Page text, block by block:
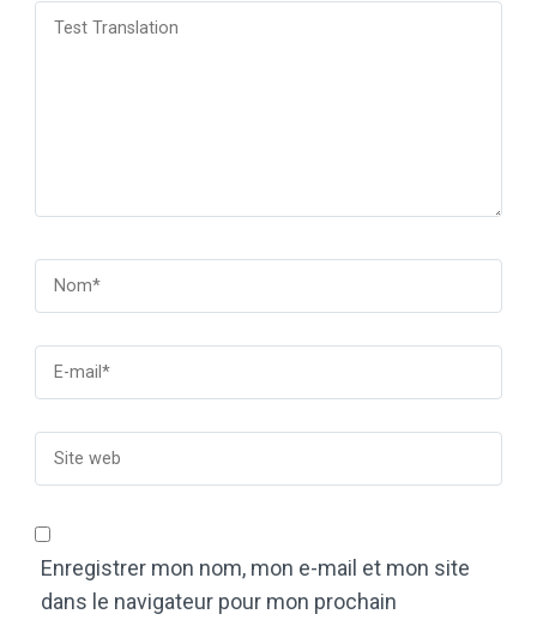
Enregistrer mon nom, mon e-mail et mon site
dans le navigateur pour mon prochain